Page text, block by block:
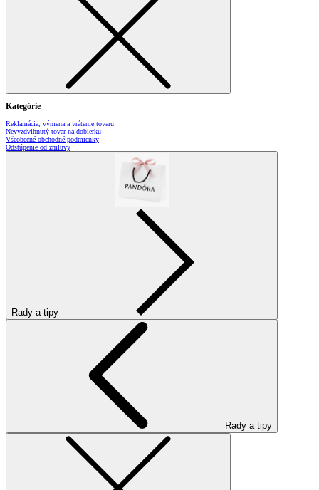
Kategórie
Reklamácia, výmena a vrátenie tovaru
Nevyzdvihnutý tovar na dobierku
Všeobecné obchodné podmienky
Odstúpenie od zmluvy
Rady a tipy
Rady a tipy